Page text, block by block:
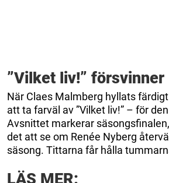
”Vilket liv!” försvinner
När Claes Malmberg hyllats
att ta farväl av ”Vilket liv!” – för
Avsnittet markerar
det att se om Renée Nyberg
säsong. Tittarna får hålla
LÄS MER: